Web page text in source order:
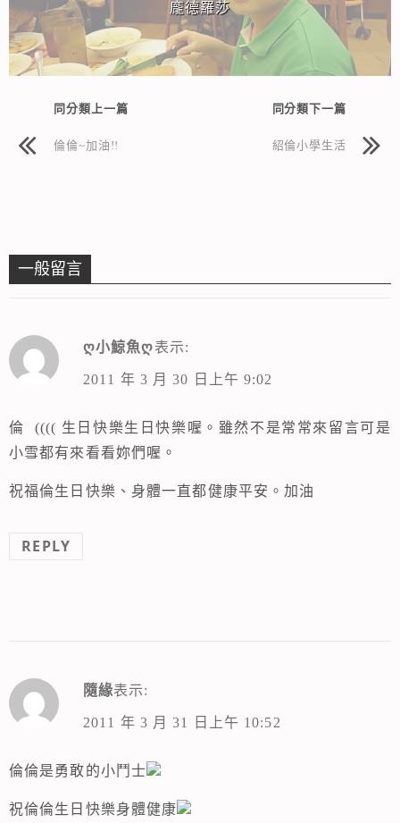
龐德羅莎
同分類上一篇
倫倫~加油!!
同分類下一篇
紹倫小學生活
一般留言
ღ小鯨魚ღ表示:
2011 年 3 月 30 日上午 9:02
倫 (((( 生日快樂生日快樂喔。雖然不是常常來留言可是
小雪都有來看看妳們喔。
祝福倫生日快樂、身體一直都健康平安。加油
REPLY
隨緣表示:
2011 年 3 月 31 日上午 10:52
倫倫是勇敢的小鬥士
祝倫倫生日快樂身體健康